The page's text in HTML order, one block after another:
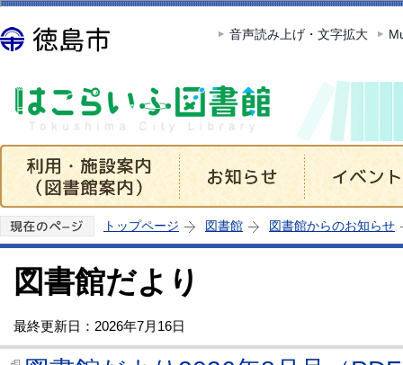
この
音声読み上げ・文字拡大
トップページ 図書館 図書館からのお知らせ
図書館だより
最終更新日：2026年7月16日